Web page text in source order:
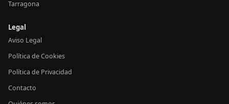
Tarragona
Legal
Aviso Legal
Política de Cookies
Política de Privacidad
Contacto